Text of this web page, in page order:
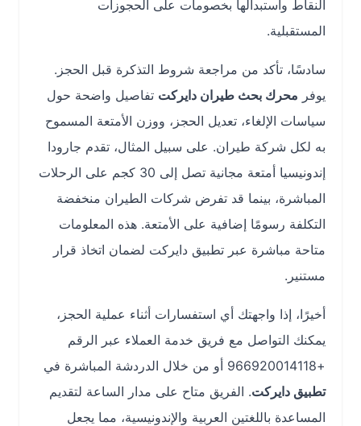
النقاط واستبدالها بخصومات على الحجوزات
المستقبلية.
سادسًا، تأكد من مراجعة شروط التذكرة قبل الحجز.
محرك بحث طيران دايركتتفاصيل واضحة حول
سياسات الإلغاء، تعديل الحجز، ووزن الأمتعة المسموح
به لكل شركة طيران. على سبيل المثال، تقدم جارودا
إندونيسيا أمتعة مجانية تصل إلى 30 كجم على الرحلات
المباشرة، بينما قد تفرض شركات الطيران منخفضة
التكلفة رسومًا إضافية على الأمتعة. هذه المعلومات
متاحة مباشرة عبر تطبيق دايركت لضمان اتخاذ قرار
مستنير.
أخيرًا، إذا واجهتك أي استفسارات أثناء عملية الحجز،
يمكنك التواصل مع فريق خدمة العملاء عبر الرقم
تطبيق دايركت. الفريق متاح على مدار الساعة لتقديم
المساعدة باللغتين العربية والإندونيسية، مما يجعل